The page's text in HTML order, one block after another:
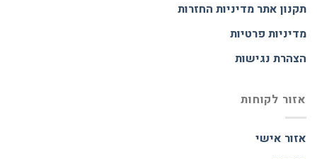
תקנון אתרמדיניות החזרות
מדיניות פרטיות
הצהרת נגישות
אזור לקוחות
אזור אישי